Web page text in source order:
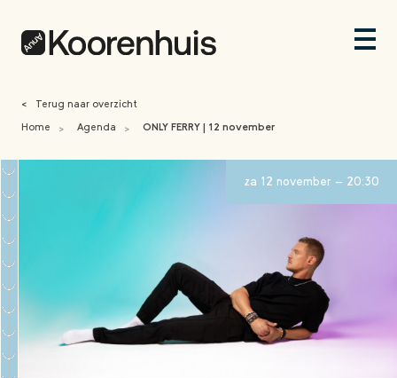
<
Terug naar overzicht
Home
> Agenda > ONLY FERRY | 12 november
za 12 november - 20:30